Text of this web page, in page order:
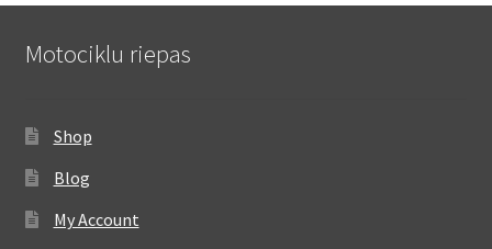
Motociklu riepas
Shop
Blog
My Account